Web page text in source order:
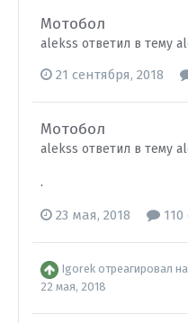
Мотобол
alekss ответил в тему
21 сентября, 2018
Мотобол
alekss ответил в тему
.
23 мая, 2018
Igorek отреагировал
22 мая, 2018